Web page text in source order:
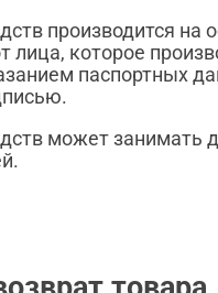
производится на
лица, которое
паспортных
может занимать